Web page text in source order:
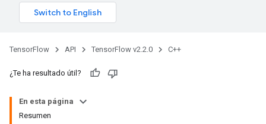
TensorFlow API TensorFlow v2.2.0 C++
¿Te ha resultado útil?
En esta página
Resumen